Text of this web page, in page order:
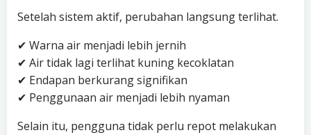
Setelah sistem aktif, perubahan langsung terlihat.
✔ Warna air menjadi lebih jernih
✔ Air tidak lagi terlihat kuning kecoklatan
✔ Endapan berkurang signifikan
✔ Penggunaan air menjadi lebih nyaman
Selain itu, pengguna tidak perlu repot melakukan